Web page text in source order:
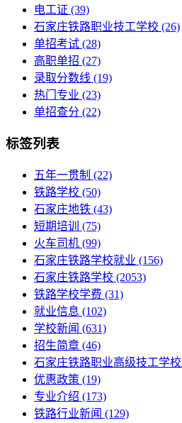
电工证 (39)
石家庄铁路职业技工学校 (26)
单招考试 (28)
高职单招 (27)
录取分数线 (19)
热门专业 (23)
单招查分 (22)
标签列表
五年一贯制 (22)
铁路学校 (50)
石家庄地铁 (43)
短期培训
(75)
火车司机 (99)
石家庄铁路学校就业 (156)
石家庄铁路学校 (2053)
铁路学校学费 (31)
就业信息 (102)
学校新闻 (631)
招生简章 (46)
石家庄铁路职业高级技工学校
优惠政策 (19)
专业介绍 (173)
铁路行业新闻 (129)